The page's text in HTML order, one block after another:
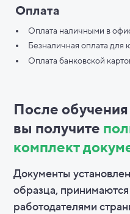
Оплата
Оплата наличными в
Безналичная оплата для
Оплата банковской
После обучения
вы получите
комплект
Документы
образца,
работодателями